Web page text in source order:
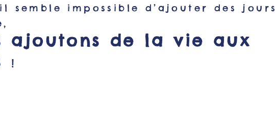
semble impossible d’ajouter des jours
ajoutons de la vie aux
!